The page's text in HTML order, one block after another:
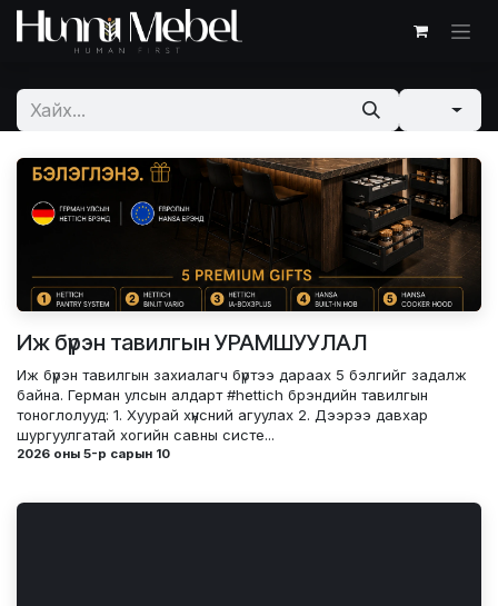
Skip to Content
Иж бүрэн тавилгын УРАМШУУЛАЛ
Иж бүрэн тавилгын захиалагч бүртээ дараах 5 бэлгийг задалж
байна. Герман улсын алдарт #hettich брэндийн тавилгын
тоноглолууд: 1. Хуурай хүнсний агуулах 2. Дээрээ давхар
шургуулгатай хогийн савны систе...
2026 оны 5-р сарын 10